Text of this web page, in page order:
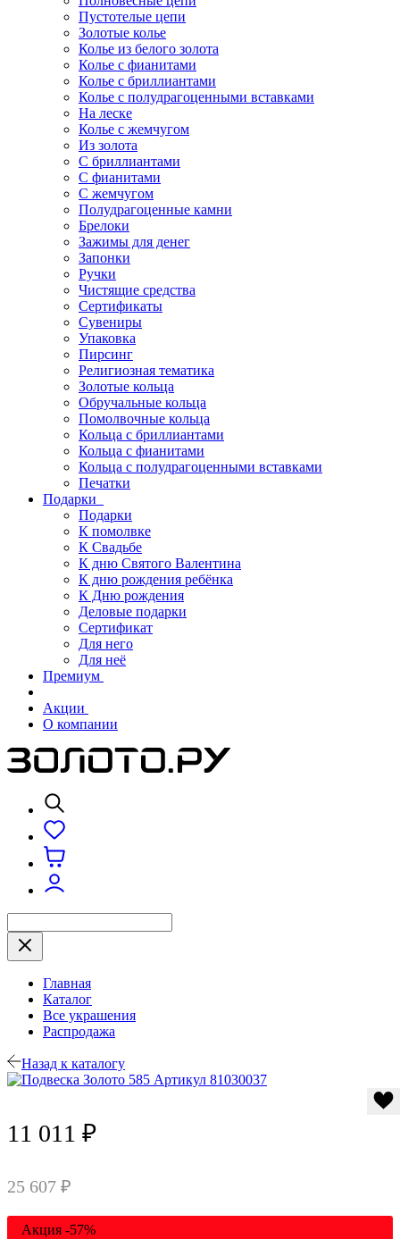
Пустотелые цепи
Золотые колье
Колье из белого золота
Колье с фианитами
Колье с бриллиантами
Колье с полудрагоценными вставками
На леске
Колье с жемчугом
Из золота
С бриллиантами
С фианитами
С жемчугом
Полудрагоценные камни
Брелоки
Зажимы для денег
Запонки
Ручки
Чистящие средства
Сертификаты
Сувениры
Упаковка
Пирсинг
Религиозная тематика
Золотые кольца
Обручальные кольца
Помолвочные кольца
Кольца с бриллиантами
Кольца с фианитами
Кольца с полудрагоценными вставками
Печатки
Подарки
Подарки
К помолвке
К Свадьбе
К дню Святого Валентина
К дню рождения ребёнка
К Дню рождения
Деловые подарки
Сертификат
Для него
Для неё
Премиум
Акции
О компании
Главная
Каталог
Все украшения
Распродажа
Назад к каталогу
11 011 ₽
25 607 ₽
Акция -57%